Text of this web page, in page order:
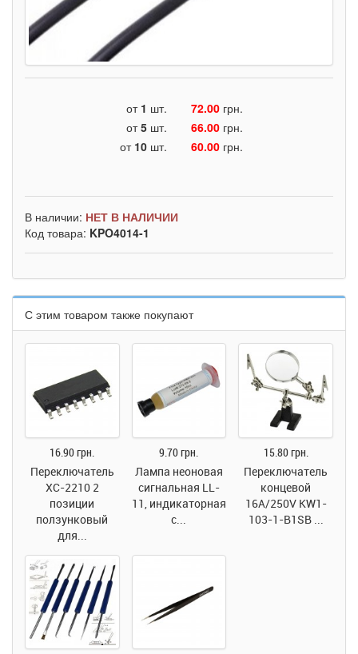
от 1 шт. 72.00 грн.
от5 шт. 66.00 грн.
от 10 шт. 60.00 грн.
В наличии: НЕТ В НАЛИЧИИ
Код товара: KPO4014-1
С этим товаром также покупают
16.90 грн.
Переключатель
XC-2210 2
позиции
ползунковый
для...
9.70 грн.
Лампа неоновая
сигнальная LL-
11, индикаторная
с...
15.80 грн.
Переключатель
концевой
16А/250V KW1-
103-1-B1SB ...